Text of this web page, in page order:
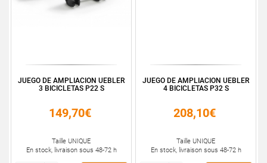
JUEGO DE AMPLIACION UEBLER
3 BICICLETAS P22 S
149,70€
Taille UNIQUE
En stock, livraison sous 48-72 h
JUEGO DE AMPLIACION UEBLER
4 BICICLETAS P32 S
208,10€
Taille UNIQUE
En stock, livraison sous 48-72 h